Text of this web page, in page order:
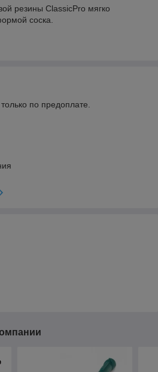
резины ClassicPro мягко
соска.
по предоплате.